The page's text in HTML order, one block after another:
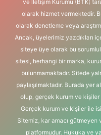
ve İletişim Kurumu (BTK)
olarak hizmet vermektedir.
olarak denetleme veya
Ancak, üyelerimiz yazdıkları
siteye üye olarak bu
sitesi, herhangi bir marka,
bulunmamaktadır. Sitede
paylaşılmaktadır. Burada yer
olup, gerçek kurum ve kişiler
Gerçek kurum ve kişiler ile
Sitemiz, kar amacı gütmeyen
platformudur. Hukuka ve